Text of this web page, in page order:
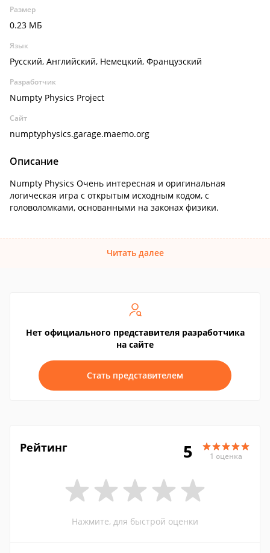
Размер
0.23 МБ
Язык
Русский, Английский, Немецкий, Французский
Разработчик
Numpty Physics Project
Сайт
numptyphysics.garage.maemo.org
Описание
Numpty Physics Очень интересная и оригинальная
логическая игра с открытым исходным кодом, с
головоломками, основанными на законах физики.
Читать далее
Нет официального представителя разработчика
на сайте
Стать представителем
Рейтинг 5 1 оценка
Нажмите, для быстрой оценки